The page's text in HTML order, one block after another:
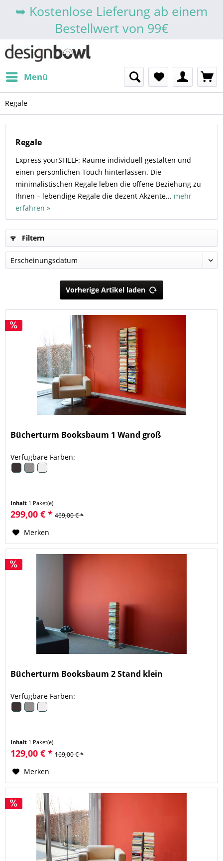
➥ Kostenlose Lieferung ab einem
Bestellwert von 99€
Menü
Regale
Regale
Express yourSHELF: Räume individuell gestalten und
einen persönlichen Touch hinterlassen. Die
minimalistischen Regale leben die offene Beziehung zu
Ihnen – lebendige Regale die dezent Akzente... mehr
erfahren »
Filtern
Vorherige Artikel laden
Bücherturm Booksbaum 1 Wand groß
Verfügbare Farben:
Inhalt 1 Paket(e)
299,00 € * 469,00 € *
Merken
Bücherturm Booksbaum 2 Stand klein
Verfügbare Farben:
Inhalt 1 Paket(e)
129,00 € * 169,00 € *
Merken